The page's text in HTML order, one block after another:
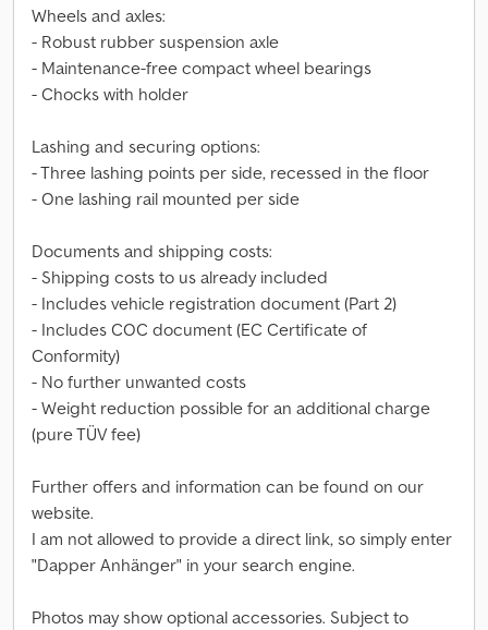
Wheels and axles:
- Robust rubber suspension axle
- Maintenance-free compact wheel bearings
- Chocks with holder
Lashing and securing options:
- Three lashing points per side, recessed in the floor
- One lashing rail mounted per side
Documents and shipping costs:
- Shipping costs to us already included
- Includes vehicle registration document (Part 2)
- Includes COC document (EC Certificate of
Conformity)
- No further unwanted costs
- Weight reduction possible for an additional charge
(pure TÜV fee)
Further offers and information can be found on our
website.
I am not allowed to provide a direct link, so simply enter
"Dapper Anhänger" in your search engine.
Photos may show optional accessories. Subject to